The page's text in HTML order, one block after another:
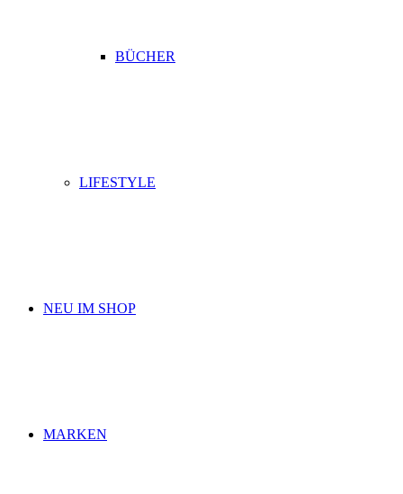
BÜCHER
LIFESTYLE
NEU IM SHOP
MARKEN